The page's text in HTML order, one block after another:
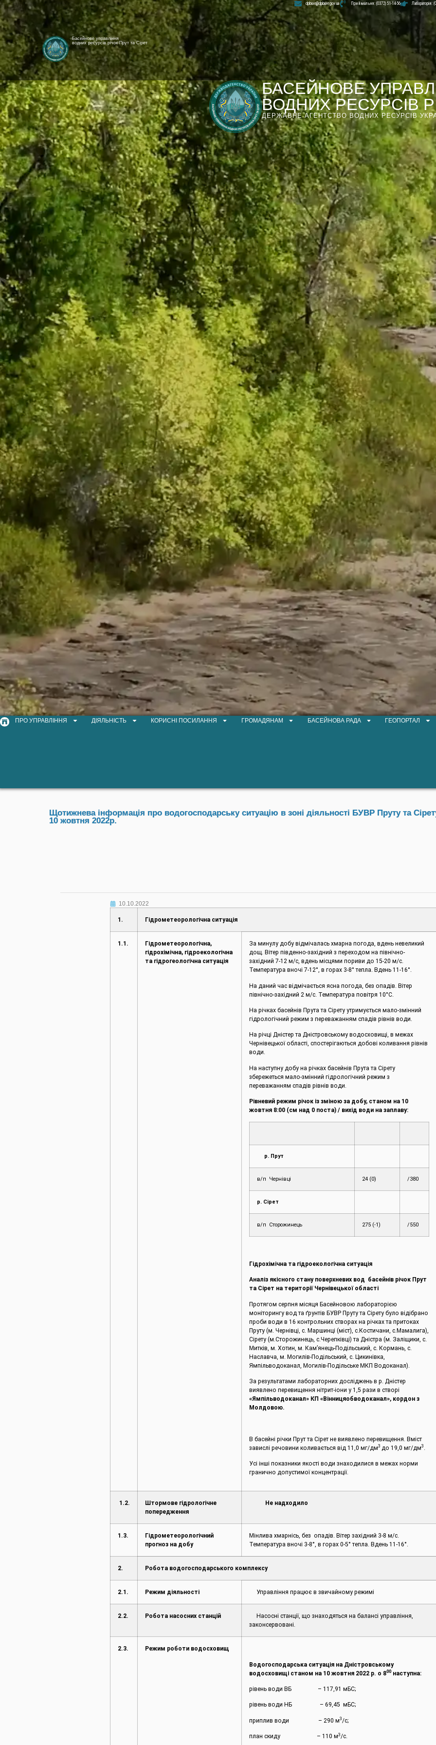
[newyear_garland]
Басейнове управління
водних ресурсів річок Прут та Сірет
Лабораторія:
dpbuvr@dpbuvr.gov.ua Приймальня: (0372) 51-14-56
БАСЕЙНОВЕ
ВОДНИХ РЕСУРСІВ
ДЕРЖАВНЕ АГЕНТСТВО ВОДНИХ РЕСУРСІВ
ПРО УПРАВЛІННЯ ДІЯЛЬНІСТЬ КОРИСНІ ПОСИЛАННЯ ГРОМАДЯНАМ БАСЕЙНОВА РАДА ГЕОПОРТАЛ
Щотижнева інформація про водогосподарську ситуацію в зоні діяльності БУВР Пруту та
10 жовтня 2022р.
10.10.2022
1. Гідрометеорологічна ситуація
1.1.
Гідрометеорологічна,
гідрохімічна, гідроекологічна
та гідрогеологічна ситуація
За минулу добу відмічалась хмарна погода, вдень невеликий
дощ. Вітер південно-західний з переходом на північно-
західний 7-12 м/с, вдень місцями пориви до 15-20 м/с.
Температура вночі 7-12°, в горах 3-8° тепла. Вдень 11-16°.
На даний час відмічається ясна погода, без опадів. Вітер
північно-західний 2 м/с. Температура повітря 10°С.
На річках басейнів Прута та Сірету утримується мало-змінний
гідрологічний режим з переважанням спадів рівнів води.
На річці Дністер та Дністровському водосховищі, в межах
Чернівецької області, спостерігаються добові коливання рівнів
води.
На наступну добу на річках басейнів Прута та Сірету
збережеться мало-змінний гідрологічний режим з
переважанням спадів рівнів води.
Рівневий режим річок із зміною за добу, станом на 10
жовтня 8:00 (см над 0 поста) / вихід води на заплаву:
р. Прут
в/п Чернівці 24 (0) /380
р. Сірет
в/п Сторожинець 275 (-1) /550
Гідрохімічна та гідроекологічна ситуація
Аналіз якісного стану поверхневих вод басейнів річок Прут
та Сірет на території Чернівецької області
Протягом серпня місяця Басейновою лабораторією
моніторингу вод та ґрунтів БУВР Пруту та Сірету було відібрано
проби води в 16 контрольних створах на річках та притоках
Пруту (м. Чернівці, с. Маршинці (міст), с.Костичани, с.Мамалига),
Сірету (м.Сторожинець, с.Черепківці) та Дністра (м. Заліщики, с.
Митків, м. Хотин, м. Кам’янець-Подільський, с. Кормань, с.
Наславча, м. Могилів-Подільський, с. Цикинівка,
Ямпільводоканал, Могилів-Подільське МКП Водоканал).
За результатами лабораторних досліджень в р. Дністер
виявлено перевищення нітрит-іони у 1,5 рази в створі
«Ямпільводоканал» КП «Вінницяобводоканал», кордон з
Молдовою.
В басейні річки Прут та Сірет не виявлено перевищення. Вміст
завислі речовини коливається від 11,0 мг/дм3 до 19,0 мг/дм3 .
Усі інші показники якості води знаходилися в межах норми
гранично допустимої концентрації.
1.2.
Штормове гідрологічне
попередження
Не надходило
1.3.
Гідрометеорологічний
прогноз на добу
Мінлива хмарнісь, без опадів. Вітер західний 3-8 м/с.
Температура вночі 3-8°, в горах 0-5° тепла. Вдень 11-16°.
2. Робота водогосподарського комплексу
2.1. Режим діяльності Управління працює в звичайному режимі
2.2. Робота насосних станцій
Насосні станції, що знаходяться на балансі управління,
законсервовані.
2.3. Режим роботи водосховищ
Водогосподарська ситуація на Дністровському
водосховищі станом на 10 жовтня 2022 р. о 800 наступна:
рівень води ВБ – 117,91 мБС;
рівень води НБ – 69,45 мБС;
приплив води – 290 м3 /с;
план скиду – 110 м3/с.